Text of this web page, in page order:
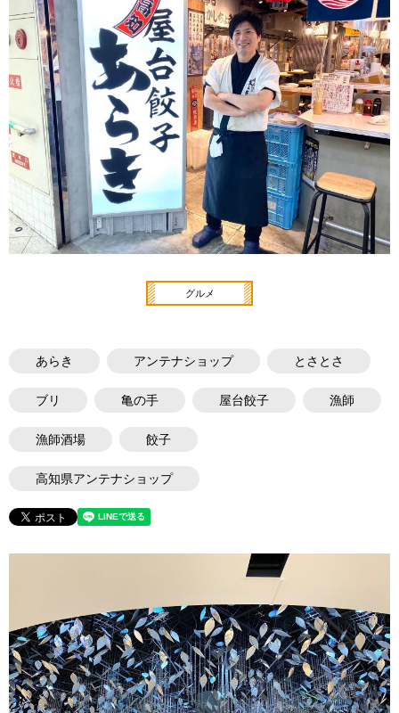
グルメ
あらき アンテナショップ とさとさ
ブリ 亀の手 屋台餃子 漁師
漁師酒場 餃子
高知県アンテナショップ